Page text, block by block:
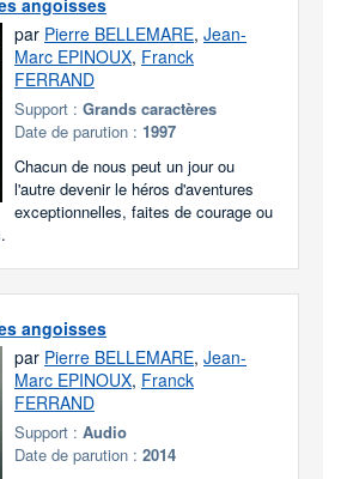
angoisses
par Pierre BELLEMARE, Jean-
Marc EPINOUX, Franck
FERRAND
Support : Grands caractères
Date de parution : 1997
Chacun de nous peut un jour ou
l'autre devenir le héros d'aventures
exceptionnelles, faites de courage ou
angoisses
par Pierre BELLEMARE, Jean-
Marc EPINOUX, Franck
FERRAND
Support : Audio
Date de parution : 2014